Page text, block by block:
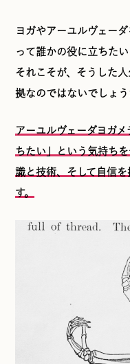
ヨガやアーユルヴェー
って誰かの役に立ちた
それこそが、そうした
拠なのではないでしょう
アーユルヴェーダヨガ
ちたい」という気持ち
識と技術、そして自信
す。